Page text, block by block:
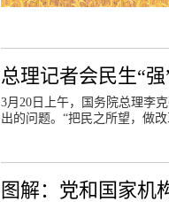
总理记者会民生“强
3月20日上午，国务院总理李
出的问题。“把民之所望，做
图解：党和国家机